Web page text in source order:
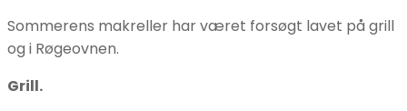
Sommerens makreller har været forsøgt lavet på grill
og i Røgeovnen.
Grill.